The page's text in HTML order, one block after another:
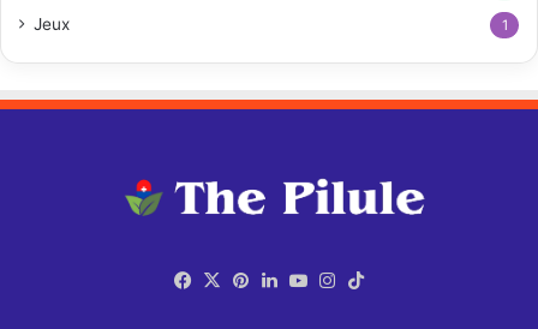
Jeux 1
Facebook
X Pinterest
Linkedin
YouTubeInstagram